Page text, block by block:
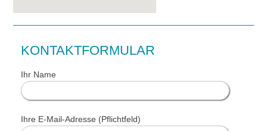
KONTAKTFORMULAR
Ihr Name
Ihre E-Mail-Adresse (Pflichtfeld)